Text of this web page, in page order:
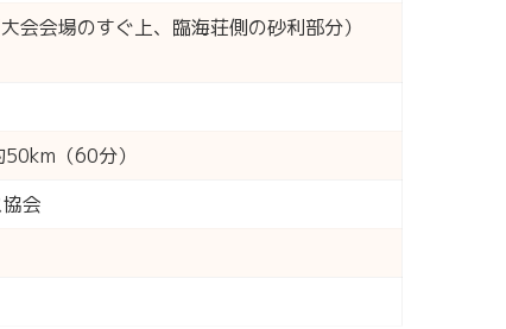
会会場のすぐ上、臨海荘側の砂利部分）
（60分）
会